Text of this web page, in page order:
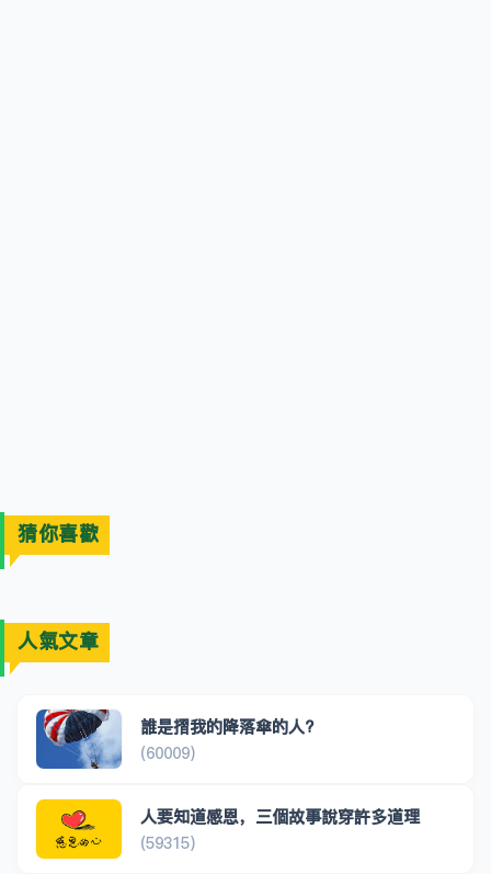
猜你喜歡
人氣文章
誰是摺我的降落傘的人?
(60009)
人要知道感恩，三個故事說穿許多道理
(59315)